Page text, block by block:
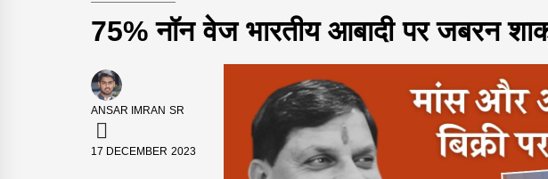
75% नॉन वेज भारतीय आबादी पर जबरन
ANSAR IMRAN SR
17 DECEMBER 2023